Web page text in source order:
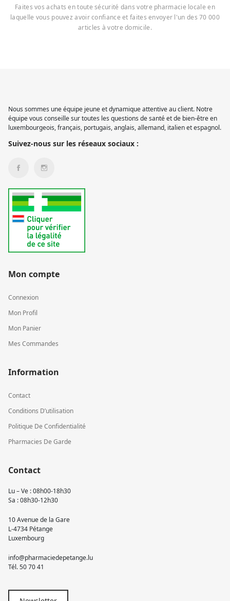
Faites vos achats en toute sécurité dans votre pharmacie locale en
laquelle vous pouvez avoir confiance et faites envoyer l'un des 70 000
articles à votre domicile.
Nous sommes une équipe jeune et dynamique attentive au client. Notre
équipe vous conseille sur toutes les questions de santé et de bien-être en
luxembourgeois, français, portugais, anglais, allemand, italien et espagnol.
Suivez-nous sur les réseaux sociaux :
Mon compte
Connexion
Mon Profil
Mon Panier
Mes Commandes
Information
Contact
Conditions D’utilisation
Politique De Confidentialité
Pharmacies De Garde
Contact
Lu – Ve : 08h00-18h30
Sa : 08h30-12h30
10 Avenue de la Gare
L-4734 Pétange
Luxembourg
info@pharmaciedepetange.lu
Tél.50 70 41